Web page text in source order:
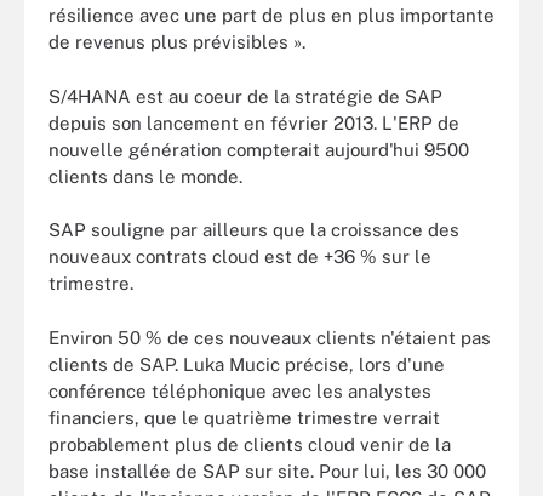
résilience avec une part de plus en plus importante
de revenus plus prévisibles ».
S/4HANA est au coeur de la stratégie de SAP
depuis son lancement en février 2013. L'ERP de
nouvelle génération compterait aujourd'hui 9500
clients dans le monde.
SAP souligne par ailleurs que la croissance des
nouveaux contrats cloud est de +36 % sur le
trimestre.
Environ 50 % de ces nouveaux clients n'étaient pas
clients de SAP. Luka Mucic précise, lors d'une
conférence téléphonique avec les analystes
financiers, que le quatrième trimestre verrait
probablement plus de clients cloud venir de la
base installée de SAP sur site. Pour lui, les 30 000